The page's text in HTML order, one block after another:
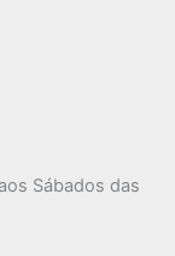
Sábados das